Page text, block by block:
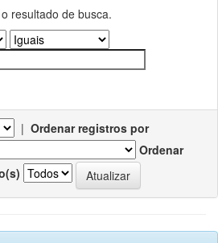
resultado de busca.
| Ordenar registros por
Ordenar